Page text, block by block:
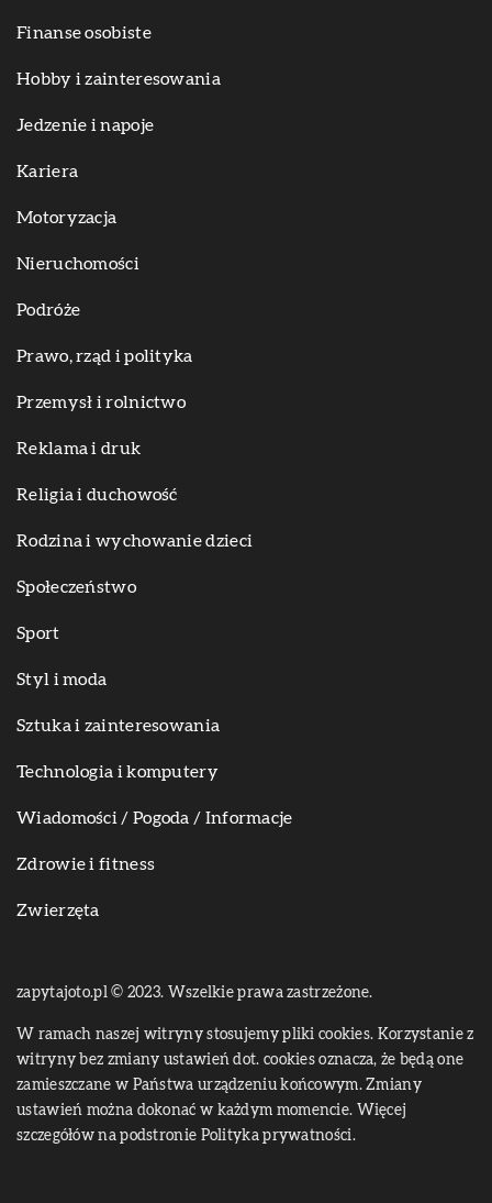
Finanse osobiste
Hobby i zainteresowania
Jedzenie i napoje
Kariera
Motoryzacja
Nieruchomości
Podróże
Prawo, rząd i polityka
Przemysł i rolnictwo
Reklama i druk
Religia i duchowość
Rodzina i wychowanie dzieci
Społeczeństwo
Sport
Styl i moda
Sztuka i zainteresowania
Technologia i komputery
Wiadomości / Pogoda / Informacje
Zdrowie i fitness
Zwierzęta
zapytajoto.pl © 2023. Wszelkie prawa zastrzeżone.
W ramach naszej witryny stosujemy pliki cookies. Korzystanie z
witryny bez zmiany ustawień dot. cookies oznacza, że będą one
zamieszczane w Państwa urządzeniu końcowym. Zmiany
ustawień można dokonać w każdym momencie. Więcej
szczegółów na podstronie Polityka prywatności.